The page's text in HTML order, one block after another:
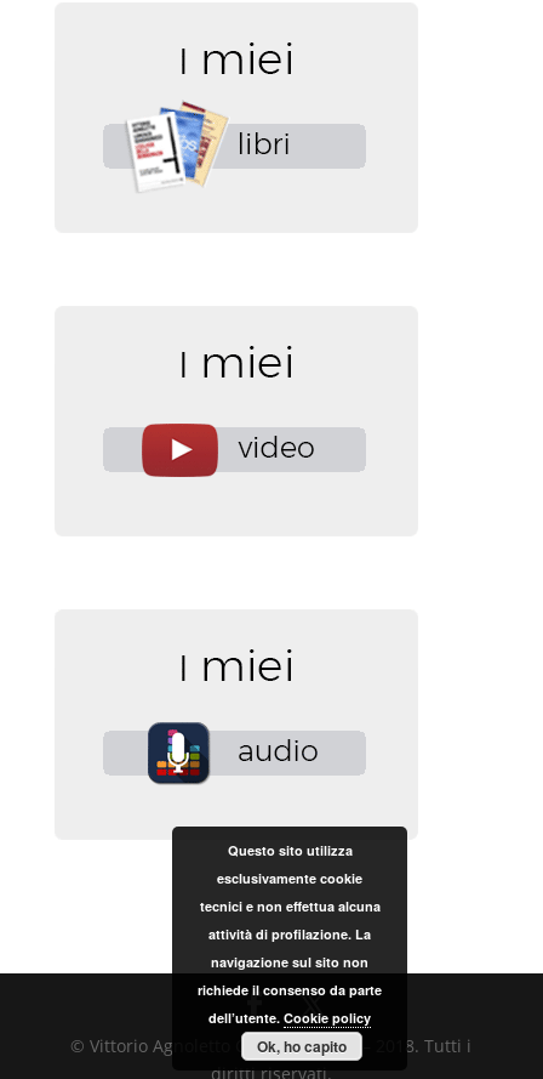
© Vittorio Agnoletto Copyright 2017 – 2018. Tutti i
diritti riservati.
Questo sito utilizza
esclusivamente cookie
tecnici e non effettua alcuna
attività di profilazione. La
navigazione sul sito non
richiede il consenso da parte
dell’utente. Cookie policy
Ok, ho capito